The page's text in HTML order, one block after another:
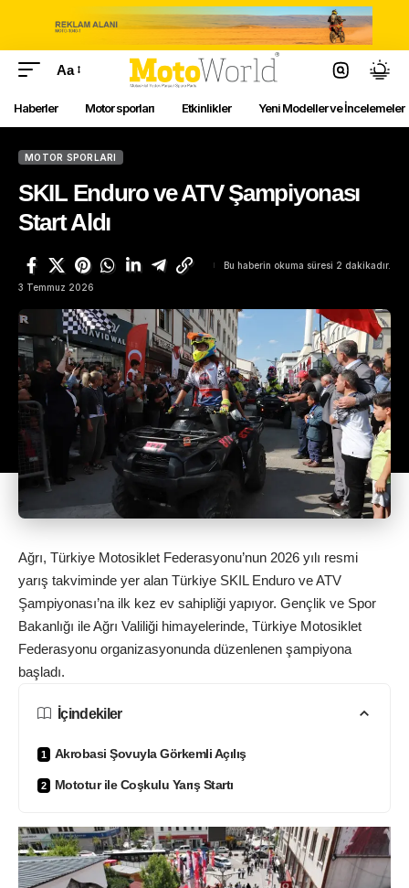
Aa
Haberler Motor sporları Etkinlikler Yeni Modeller ve İncelemeler
MOTOR SPORLARI
SKIL Enduro ve ATV Şampiyonası
Start Aldı
3 Temmuz 2026
Bu haberin okuma süresi 2 dakikadır.
Ağrı, Türkiye Motosiklet Federasyonu’nun 2026 yılı resmi
yarış takviminde yer alan Türkiye SKIL Enduro ve ATV
Şampiyonası’na ilk kez ev sahipliği yapıyor. Gençlik ve Spor
Bakanlığı ile Ağrı Valiliği himayelerinde, Türkiye Motosiklet
Federasyonu organizasyonunda düzenlenen şampiyona
başladı.
İçindekiler
Akrobasi Şovuyla Görkemli Açılış
Mototur ile Coşkulu Yarış Startı